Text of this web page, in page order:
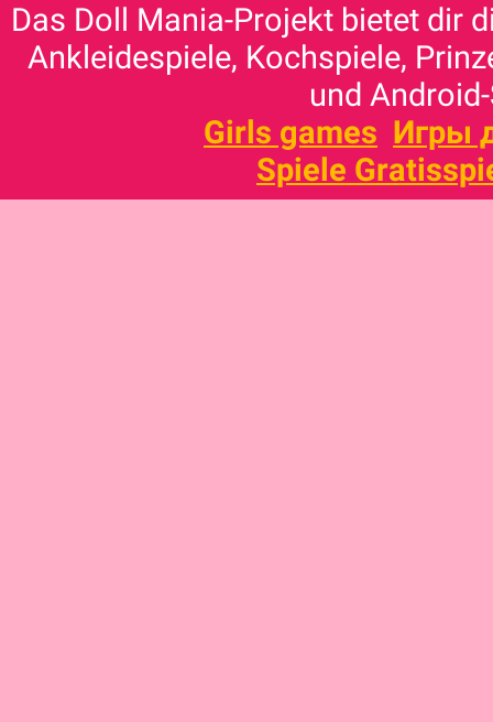
Das Doll Mania-Projekt bietet dir
Ankleidespiele, Kochspiele,
und
Girls games Игры
Spiele